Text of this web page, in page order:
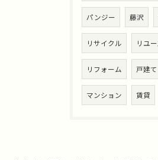
パンジー 藤沢
リサイクル リユー
リフォーム 戸建て
マンション 賃貸